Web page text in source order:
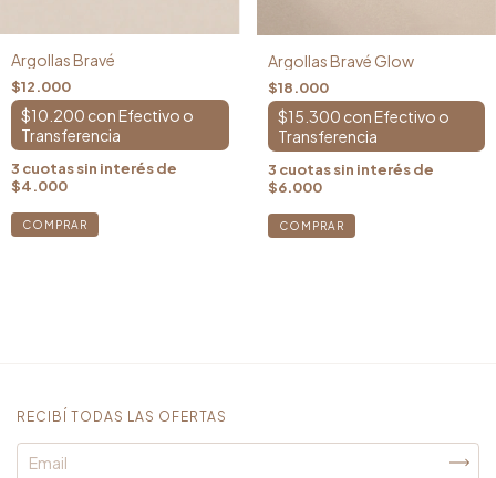
Argollas Bravé
$12.000
$10.200 con
3 cuotas sin interés de
$4.000
Argollas Bravé Glow
$18.000
$15.300 con
3 cuotas sin interés de
$6.000
RECIBÍ TODAS LAS OFERTAS